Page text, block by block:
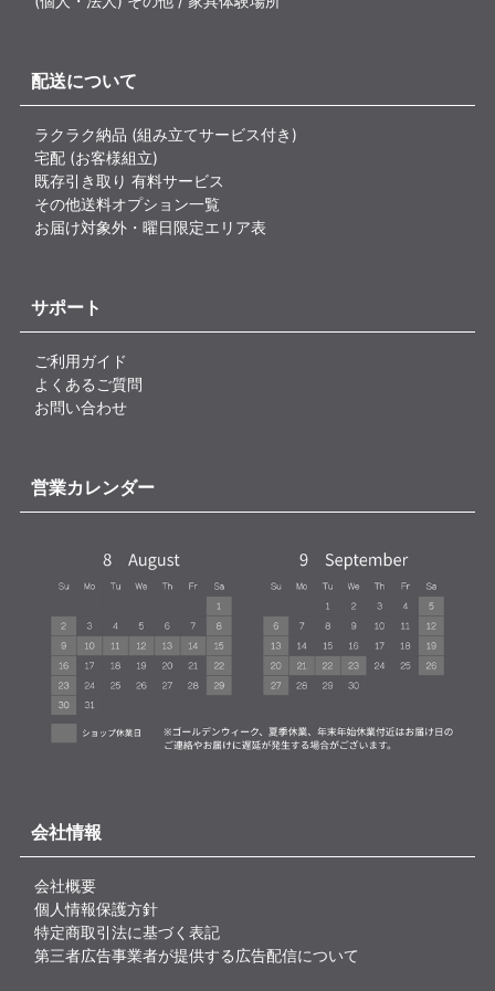
配送について
ラクラク納品 (組み立てサービス付き)
宅配 (お客様組立)
既存引き取り 有料サービス
その他送料オプション一覧
お届け対象外・曜日限定エリア表
サポート
ご利用ガイド
よくあるご質問
お問い合わせ
営業カレンダー
会社情報
会社概要
個人情報保護方針
特定商取引法に基づく表記
第三者広告事業者が提供する広告配信について